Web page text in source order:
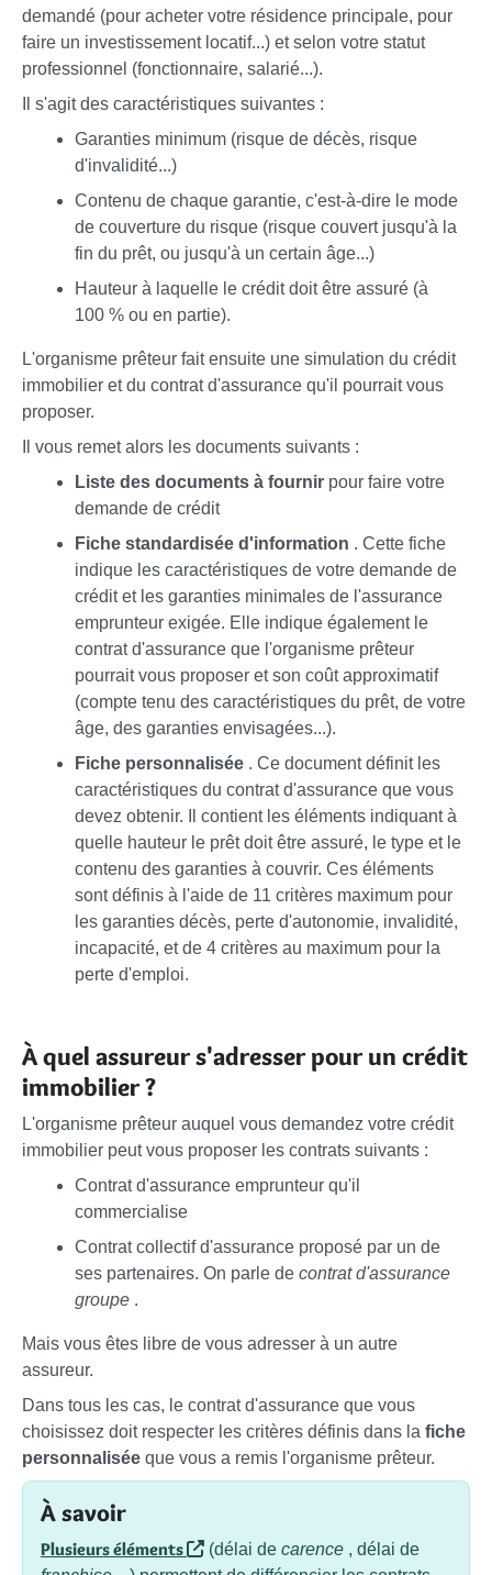
demandé (pour acheter votre résidence principale, pour
faire un investissement locatif...) et selon votre statut
professionnel (fonctionnaire, salarié...).
Il s'agit des caractéristiques suivantes :
Garanties minimum (risque de décès, risque
d'invalidité...)
Contenu de chaque garantie, c'est-à-dire le mode
de couverture du risque (risque couvert jusqu'à la
fin du prêt, ou jusqu'à un certain âge...)
Hauteur à laquelle le crédit doit être assuré (à
100 % ou en partie).
L'organisme prêteur fait ensuite une simulation du crédit
immobilier et du contrat d'assurance qu'il pourrait vous
proposer.
Il vous remet alors les documents suivants :
Liste des documents à fournir pour faire votre
demande de crédit
Fiche standardisée d'information . Cette fiche
indique les caractéristiques de votre demande de
crédit et les garanties minimales de l'assurance
emprunteur exigée. Elle indique également le
contrat d'assurance que l'organisme prêteur
pourrait vous proposer et son coût approximatif
(compte tenu des caractéristiques du prêt, de votre
âge, des garanties envisagées...).
Fiche personnalisée . Ce document définit les
caractéristiques du contrat d'assurance que vous
devez obtenir. Il contient les éléments indiquant à
quelle hauteur le prêt doit être assuré, le type et le
contenu des garanties à couvrir. Ces éléments
sont définis à l'aide de 11 critères maximum pour
les garanties décès, perte d'autonomie, invalidité,
incapacité, et de 4 critères au maximum pour la
perte d'emploi.
À quel assureur s'adresser pour un crédit
immobilier ?
L'organisme prêteur auquel vous demandez votre crédit
immobilier peut vous proposer les contrats suivants :
Contrat d'assurance emprunteur qu'il
commercialise
Contrat collectif d'assurance proposé par un de
ses partenaires. On parle de contrat d'assurance
groupe .
Mais vous êtes libre de vous adresser à un autre
assureur.
Dans tous les cas, le contrat d'assurance que vous
choisissez doit respecter les critères définis dans la fiche
personnalisée que vous a remis l'organisme prêteur.
À savoir
Plusieurs éléments (délai de carence , délai de